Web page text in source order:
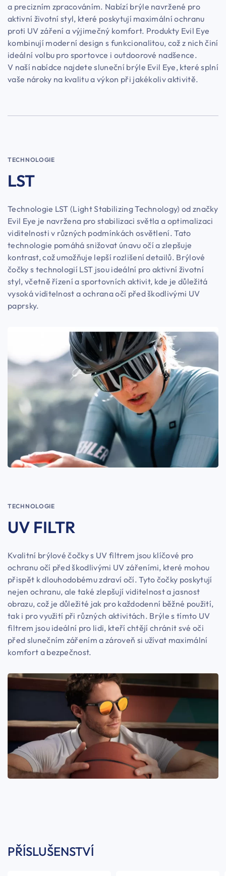
a precizním zpracováním. Nabízí brýle navržené pro
aktivní životní styl, které poskytují maximální ochranu
proti UV záření a výjimečný komfort. Produkty Evil Eye
kombinují moderní design s funkcionalitou, což z nich činí
ideální volbu pro sportovce i outdoorové nadšence.
V naší nabídce najdete sluneční brýle Evil Eye, které splní
vaše nároky na kvalitu a výkon při jakékoliv aktivitě.
TECHNOLOGIE
LST
Technologie LST (Light Stabilizing Technology) od značky
Evil Eye je navržena pro stabilizaci světla a optimalizaci
viditelnosti v různých podmínkách osvětlení. Tato
technologie pomáhá snižovat únavu očí a zlepšuje
kontrast, což umožňuje lepší rozlišení detailů. Brýlové
čočky s technologií LST jsou ideální pro aktivní životní
styl, včetně řízení a sportovních aktivit, kde je důležitá
vysoká viditelnost a ochrana očí před škodlivými UV
paprsky.
TECHNOLOGIE
UV FILTR
Kvalitní brýlové čočky s UV filtrem jsou klíčové pro
ochranu očí před škodlivými UV zářeními, které mohou
přispět k dlouhodobému zdraví očí. Tyto čočky poskytují
nejen ochranu, ale také zlepšují viditelnost a jasnost
obrazu, což je důležité jak pro každodenní běžné použití,
tak i pro využití při různých aktivitách. Brýle s tímto UV
filtrem jsou ideální pro lidi, kteří chtějí chránit své oči
před slunečním zářením a zároveň si užívat maximální
komfort a bezpečnost.
PŘÍSLUŠENSTVÍ